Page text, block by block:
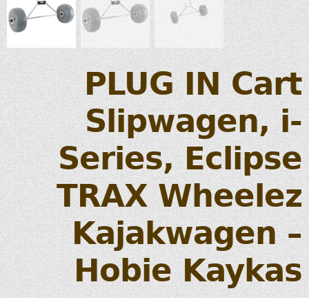
PLUG IN Cart
Slipwagen, i-
Series, Eclipse
TRAX Wheelez
Kajakwagen –
Hobie Kaykas